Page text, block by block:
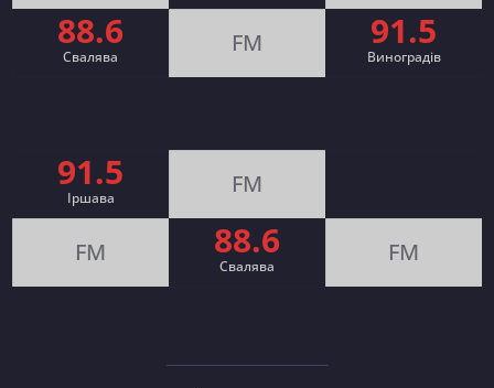
88.6
Свалява FM 91.5
Виноградів
91.5
Іршава FM
FM 88.6
Cвалява FM